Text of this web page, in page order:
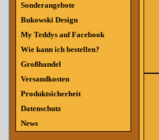
Sonderangebote
Bukowski Design
My Teddys auf Facebook
Wie kann ich bestellen?
Großhandel
Versandkosten
Produktsicherheit
Datenschutz
News